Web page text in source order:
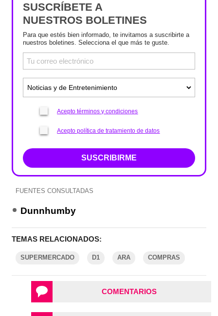
SUSCRÍBETE A
NUESTROS BOLETINES
Para que estés bien informado, te invitamos a suscribirte a
nuestros boletines. Selecciona el que más te guste.
Acepto términos y condiciones
Acepto política de tratamiento de datos
SUSCRIBIRME
FUENTES CONSULTADAS
Dunnhumby
TEMAS RELACIONADOS:
SUPERMERCADO D1 ARA COMPRAS
COMENTARIOS